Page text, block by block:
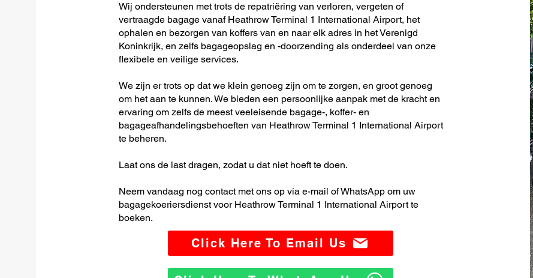
Wij ondersteunen met trots de repatriëring van verloren, vergeten of
vertraagde bagage vanaf Heathrow Terminal 1 International Airport, het
ophalen en bezorgen van koffers van en naar elk adres in het Verenigd
Koninkrijk, en zelfs bagageopslag en -doorzending als onderdeel van onze
flexibele en veilige services.
We zijn er trots op dat we klein genoeg zijn om te zorgen, en groot genoeg
om het aan te kunnen. We bieden een persoonlijke aanpak met de kracht en
ervaring om zelfs de meest veeleisende bagage-, koffer- en
bagageafhandelingsbehoeften van Heathrow Terminal 1 International Airport
te beheren.
Laat ons de last dragen, zodat u dat niet hoeft te doen.
Neem vandaag nog contact met ons op via e-mail of WhatsApp om uw
bagagekoeriersdienst voor Heathrow Terminal 1 International Airport te
boeken.
Click Here To Email Us